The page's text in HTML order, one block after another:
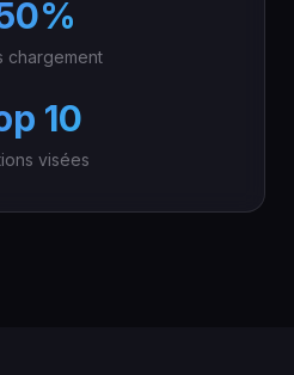
chargement
10
visées